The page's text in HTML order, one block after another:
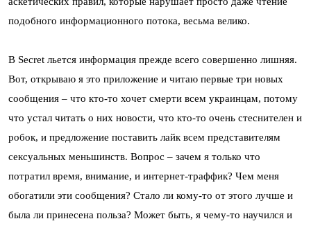
подобного информационного потока, весьма велико.
В Secret льется информация прежде всего совершенно лишняя.
Вот, открываю я это приложение и читаю первые три новых
сообщения – что кто-то хочет смерти всем украинцам, потому
что устал читать о них новости, что кто-то очень стеснителен и
робок, и предложение поставить лайк всем представителям
сексуальных меньшинств. Вопрос – зачем я только что
потратил время, внимание, и интернет-траффик? Чем меня
обогатили эти сообщения? Стало ли кому-то от этого лучше и
была ли принесена польза? Может быть, я чему-то научился и